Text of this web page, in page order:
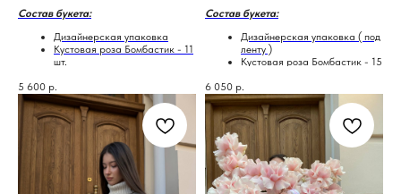
Состав букета:
Дизайнерская упаковка
Кустовая роза Бомбастик - 11
шт.
5 600 р.
Состав букета:
Дизайнерская упаковка ( под
ленту )
Кустовая роза Бомбастик - 15
6 050 р.